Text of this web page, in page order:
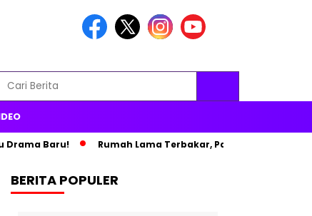
Baru! Rumah Lama Terbakar, Paris Hilton Pindah ke
BERITA POPULER